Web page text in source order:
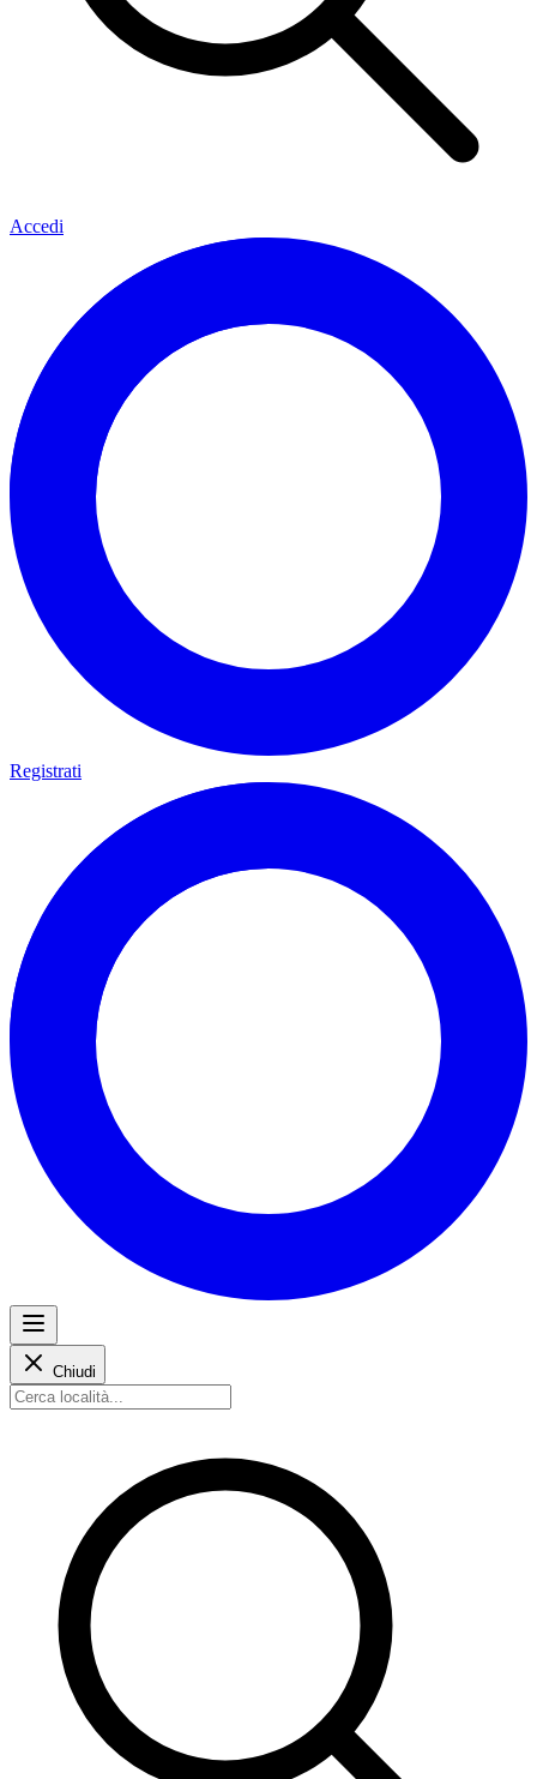
Accedi
Registrati
Chiudi